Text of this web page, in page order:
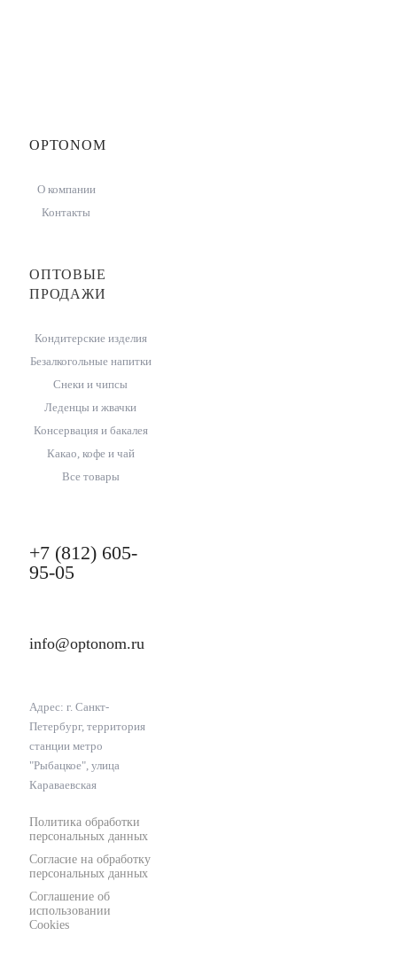
OPTONOM
О компании
Контакты
ОПТОВЫЕ
ПРОДАЖИ
Кондитерские изделия
Безалкогольные напитки
Снеки и чипсы
Леденцы и жвачки
Консервация и бакалея
Какао, кофе и чай
Все товары
+7 (812) 605-
95-05
info@optonom.ru
Адрес: г. Санкт-
Петербург, территория
станции метро
"Рыбацкое", улица
Караваевская
Политика обработки
персональных данных
Согласие на обработку
персональных данных
Соглашение об
использовании
Cookies